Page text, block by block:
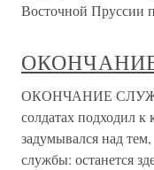
Восточной Пруссии
ОКОНЧАНИЕ
солдатах подходил
задумывался над
службы: останется